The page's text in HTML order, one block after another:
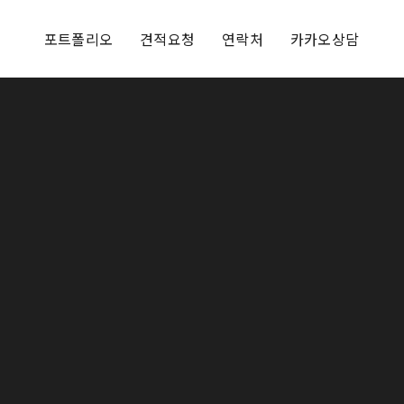
포트폴리오 견적요청 연락처 카카오상담